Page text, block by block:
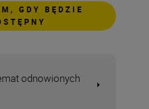
GDY BĘDZIE
odnowionych